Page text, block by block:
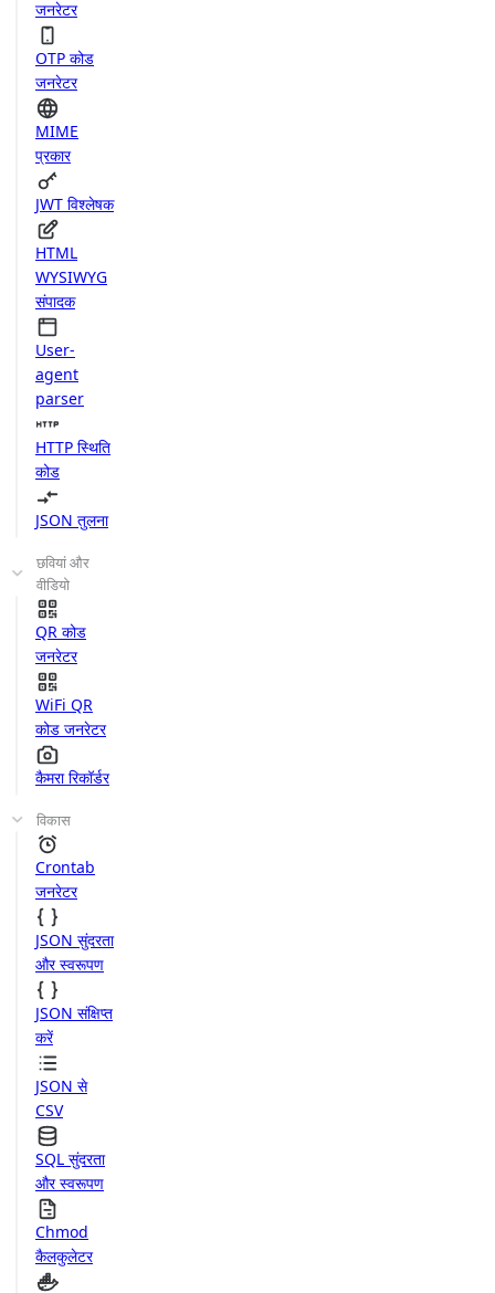
जनरेटर
OTP कोड
जनरेटर
MIME
प्रकार
JWT विश्लेषक
HTML
WYSIWYG
संपादक
User-
agent
parser
HTTP स्थिति
कोड
JSON तुलना
छवियां और
वीडियो
QR कोड
जनरेटर
WiFi QR
कोड जनरेटर
कैमरा रिकॉर्डर
विकास
Crontab
जनरेटर
JSON सुंदरता
और स्वरूपण
JSON संक्षिप्त
करें
JSON से
CSV
SQL सुंदरता
और स्वरूपण
Chmod
कैलकुलेटर